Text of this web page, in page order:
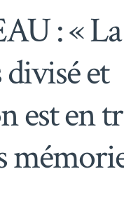
: « La
et
est en